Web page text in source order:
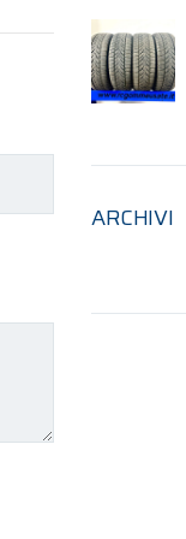
ARCHIVI